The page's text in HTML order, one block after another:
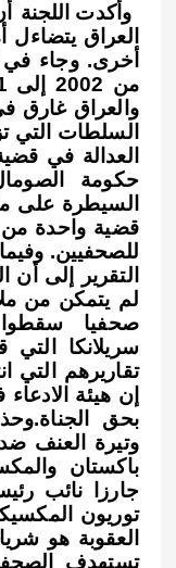
وأكدت اللجنة
العراق
أخرى. وجاء في
والعراق غارق
السلطات التي
العدالة في
حكومة
السيطرة على
قضية واحدة
للصحفيين.
التقرير إلى أن
صحفيا
سريلانكا
تقاريرهم التي
إن هيئة
بحق
وتيرة العنف
باكستان
جارزا نائب
توريون
العقوبة هو
تستهدف